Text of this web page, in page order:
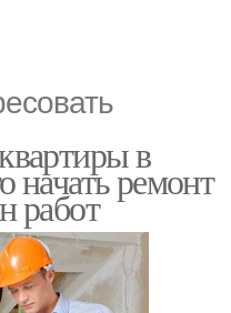
в
начать ремонт
работ